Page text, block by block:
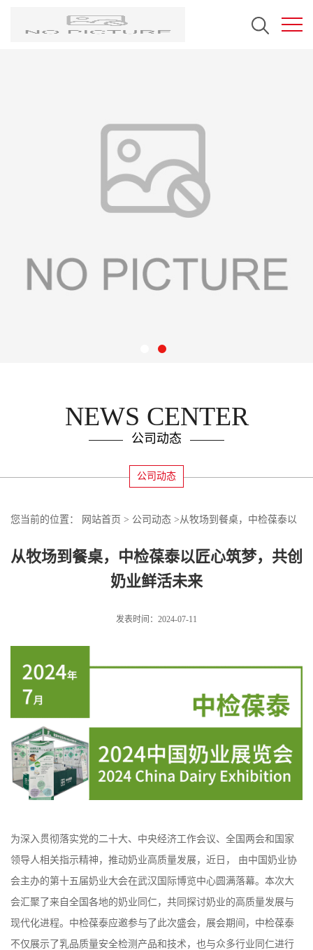
NEWS CENTER
公司动态
公司动态
您当前的位置： 网站首页 > 公司动态 >从牧场到餐桌，中检葆泰以
匠心筑梦，共创奶业鲜活未来
从牧场到餐桌，中检葆泰以匠心筑梦，共创
奶业鲜活未来
发表时间：2024-07-11
为深入贯彻落实党的二十大、中央经济工作会议、全国两会和国家
领导人相关指示精神，推动奶业高质量发展，近日， 由中国奶业协
会主办的第十五届奶业大会在武汉国际博览中心圆满落幕。本次大
会汇聚了来自全国各地的奶业同仁，共同探讨奶业的高质量发展与
现代化进程。中检葆泰应邀参与了此次盛会，展会期间，中检葆泰
不仅展示了乳品质量安全检测产品和技术，也与众多行业同仁进行